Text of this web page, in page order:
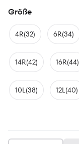
Größe
4R(32) 6R(34)
14R(42) 16R(44)
10L(38) 12L(40)